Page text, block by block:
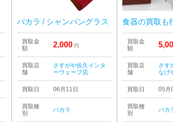
バカラ / シャンパングラス
買取金
額
2,000 円
買取店
舗
さすがや佐久インタ
ーウェーブ店
買取日 06月11日
買取種
別
バカラ
買取金
額
買取店
舗
さす
なげ
買取日 05月
買取種
別
バカ